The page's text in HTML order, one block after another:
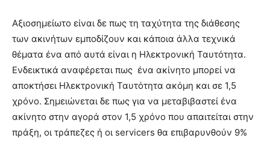
Αξιοσημείωτο είναι δε πως τη ταχύτητα της διάθεσης
των ακινήτων εμποδίζουν και κάποια άλλα τεχνικά
θέματα ένα από αυτά είναι η Ηλεκτρονική Ταυτότητα.
Ενδεικτικά αναφέρεται πως ένα ακίνητο μπορεί να
αποκτήσει Ηλεκτρονική Ταυτότητα ακόμη και σε 1,5
χρόνο. Σημειώνεται δε πως για να μεταβιβαστεί ένα
ακίνητο στην αγορά στον 1,5 χρόνο που απαιτείται στην
πράξη, οι τράπεζες ή οι servicers θα επιβαρυνθούν 9%